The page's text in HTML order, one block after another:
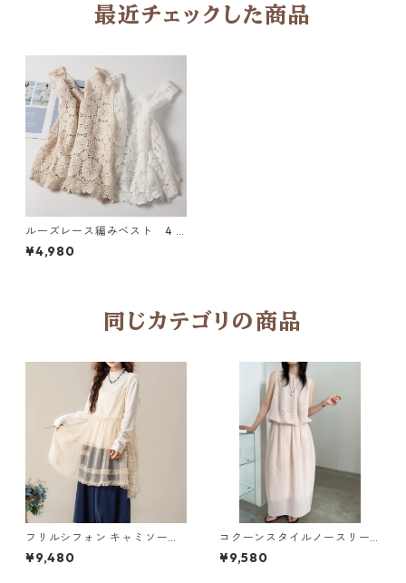
最近チェックした商品
ルーズレース編みベスト 4 c
olors 7W202009
¥4,980
同じカテゴリの商品
フリルシフォン キャミソール
2col Y 260031
¥9,480
コクーンスタイルノースリー
ブトップス＆スカートセット 2
col Y 260088
¥9,580